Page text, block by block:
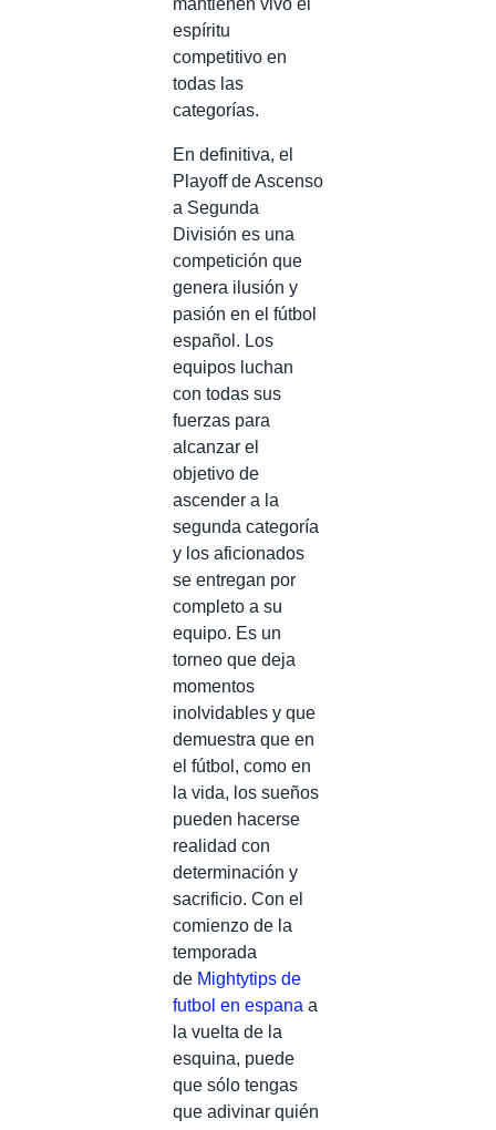
mantienen vivo el
espíritu
competitivo en
todas las
categorías.
En definitiva, el
Playoff de Ascenso
a Segunda
División es una
competición que
genera ilusión y
pasión en el fútbol
español. Los
equipos luchan
con todas sus
fuerzas para
alcanzar el
objetivo de
ascender a la
segunda categoría
y los aficionados
se entregan por
completo a su
equipo. Es un
torneo que deja
momentos
inolvidables y que
demuestra que en
el fútbol, como en
la vida, los sueños
pueden hacerse
realidad con
determinación y
sacrificio. Con el
comienzo de la
temporada
de Mightytips de
futbol en espana a
la vuelta de la
esquina, puede
que sólo tengas
que adivinar quién